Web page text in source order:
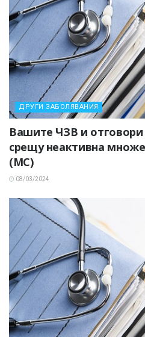
ДРУГИ ЗАБОЛЯВАНИЯ
Вашите ЧЗВ и отговори
срещу неактивна
(МС)
08/03/2024